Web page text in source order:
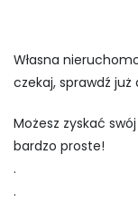
Własna
czekaj, sprawdź
Możesz zyskać
bardzo proste!
.
.